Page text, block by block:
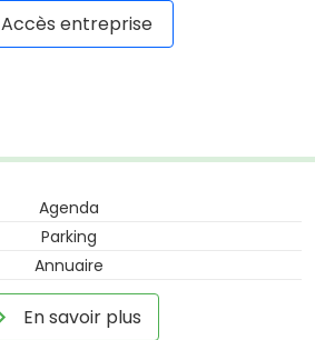
Accès entreprise
Agenda
Parking
Annuaire
En savoir plus